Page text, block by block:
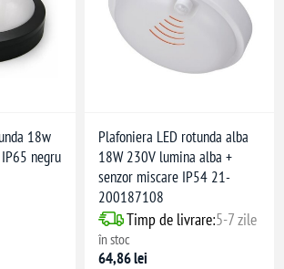
18w
negru
Plafoniera LED rotunda alba
18W 230V lumina alba +
senzor miscare IP54 21-
200187108
Timp de livrare:5-7 zile
în stoc
64,86 lei